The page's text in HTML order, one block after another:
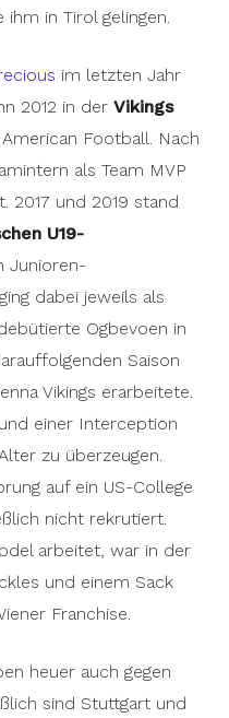
European champion
as a starter for
season. With 48.5
interception, he
age. As a result,
to a U.S. college in
not recruited.
a model, was
Vienna franchise in
tackles and a
in Tirol gelingen.
im letzten Jahr
2012 in der Vikings
Football. Nach
als Team MVP
2017 und 2019 stand
U19-
Junioren-
dabei jeweils als
Ogbevoen in
Saison
Vikings erarbeitete.
einer Interception
zu überzeugen.
auf ein US-College
nicht rekrutiert.
arbeitet, war in der
und einem Sack
Franchise.
heuer auch gegen
sind Stuttgart und